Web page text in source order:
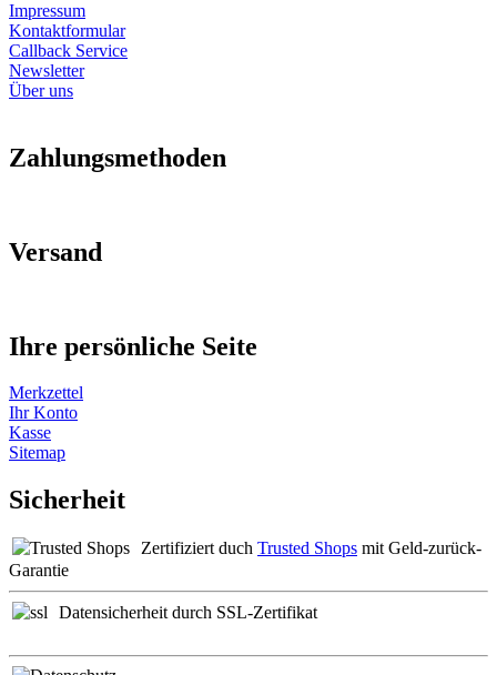
Impressum
Kontaktformular
Callback Service
Newsletter
Über uns
Zahlungsmethoden
Versand
Ihre persönliche Seite
Merkzettel
Ihr Konto
Kasse
Sitemap
Sicherheit
Zertifiziert duch Trusted Shops mit Geld-zurück-
Garantie
Datensicherheit durch SSL-Zertifikat